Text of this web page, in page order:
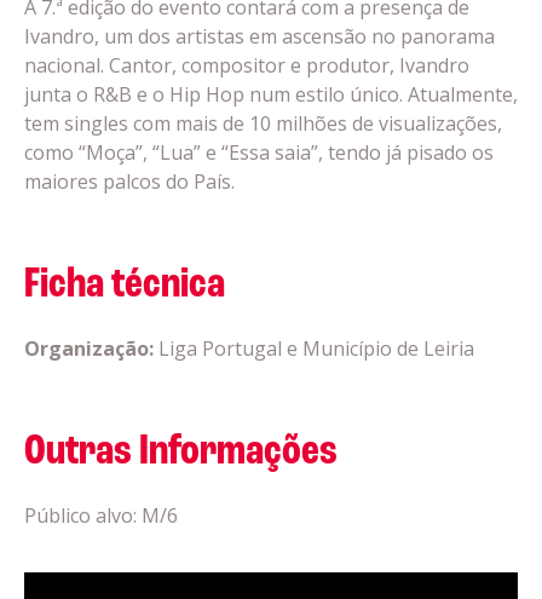
A 7.ª edição do evento contará com a presença de
Ivandro, um dos artistas em ascensão no panorama
nacional. Cantor, compositor e produtor, Ivandro
junta o R&B e o Hip Hop num estilo único. Atualmente,
tem singles com mais de 10 milhões de visualizações,
como “Moça”, “Lua” e “Essa saia”, tendo já pisado os
maiores palcos do País.
Ficha técnica
Organização: Liga Portugal e Município de Leiria
Outras Informações
Público alvo: M/6